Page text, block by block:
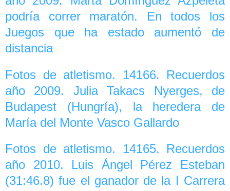
podría correr maratón. En todos los
Juegos que ha estado aumentó de
distancia
Fotos de atletismo. 14166. Recuerdos
año 2009. Julia Takacs Nyerges, de
Budapest (Hungría), la heredera de
María del Monte Vasco Gallardo
Fotos de atletismo. 14165. Recuerdos
año 2010. Luis Ángel Pérez Esteban
(31:46.8) fue el ganador de la I Carrera